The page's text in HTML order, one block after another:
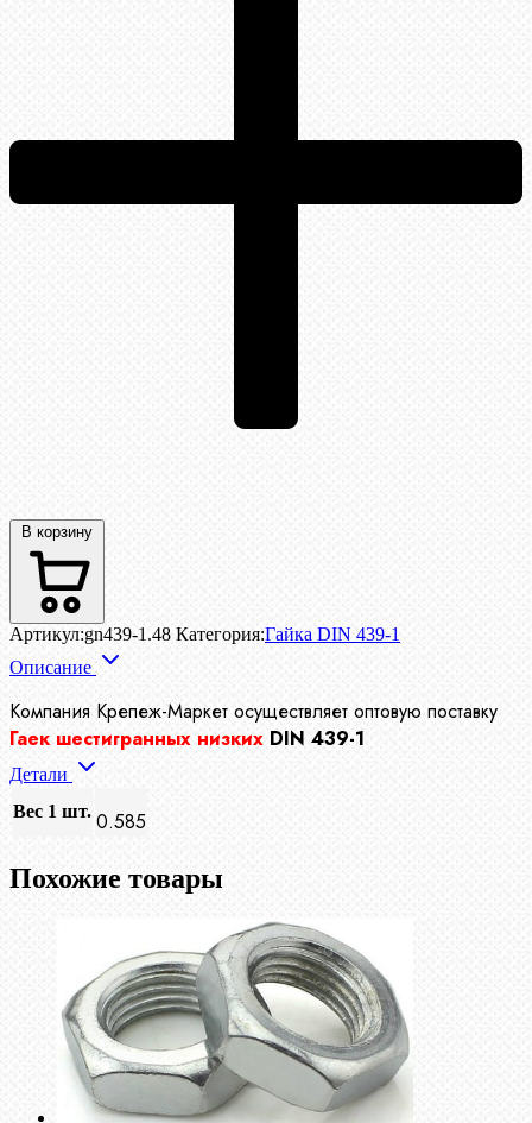
В корзину
Артикул:gn439-1.48 Категория:Гайка DIN 439-1
Описание
Компания Крепеж-Маркет осуществляет оптовую поставку
Гаек шестигранных низких DIN 439-1
Детали
Вес 1 шт. 0.585
Похожие товары